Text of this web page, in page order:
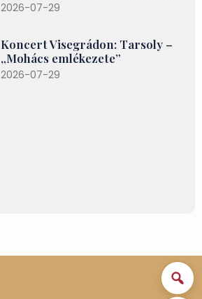
2026-07-29
Koncert Visegrádon: Tarsoly –
„Mohács emlékezete”
2026-07-29